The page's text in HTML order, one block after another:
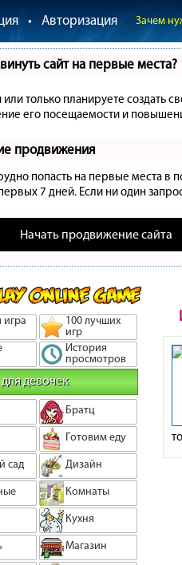
• Авторизация Зачем
сайт на первые места?
или только планируете создать
его посещаемости и
продвижения
попасть на первые места в
7 дней. Если ни один
Начать продвижение сайта
100 лучших
игр
История
просмотров
девочек
Братц
Готовим еду
сад
Дизайн
Комнаты
Кухня
Магазин